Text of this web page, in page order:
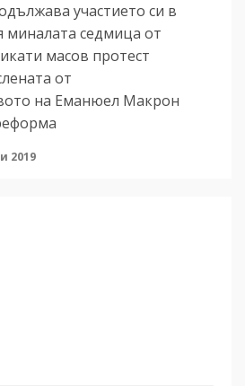
участието си в
миналата седмица от
масов протест
от
на Еманюел Макрон
2019